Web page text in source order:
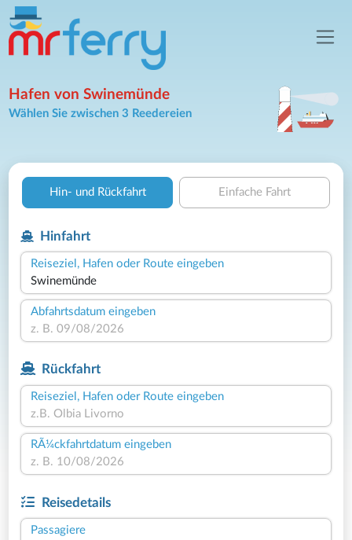
Hafen von Swinemünde
Wählen Sie zwischen 3 Reedereien
Hin- und Rückfahrt Einfache Fahrt
Hinfahrt
Reiseziel, Hafen oder Route eingeben
Abfahrtsdatum eingeben
Rückfahrt
Reiseziel, Hafen oder Route eingeben
RÃ¼ckfahrtdatum eingeben
Reisedetails
Passagiere